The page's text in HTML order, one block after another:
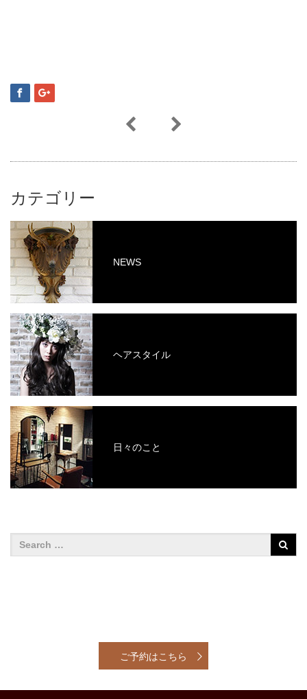
カテゴリー
NEWS
ヘアスタイル
日々のこと
ご予約はこちら